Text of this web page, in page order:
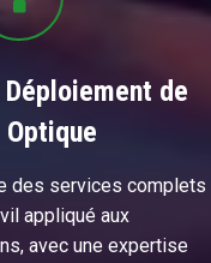
de
Optique
des services complets
appliqué aux
avec une expertise